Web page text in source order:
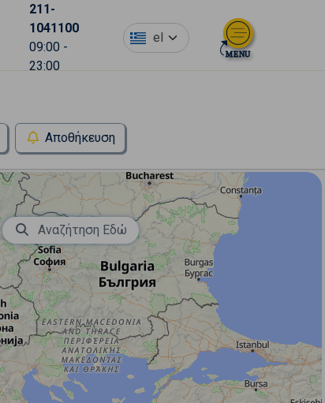
211-
1041100
09:00 -
23:00
el
Αποθήκευση
Αναζήτηση Εδώ